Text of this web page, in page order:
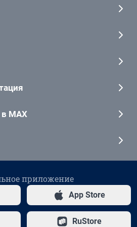
MAX
приложение
App Store
RuStore